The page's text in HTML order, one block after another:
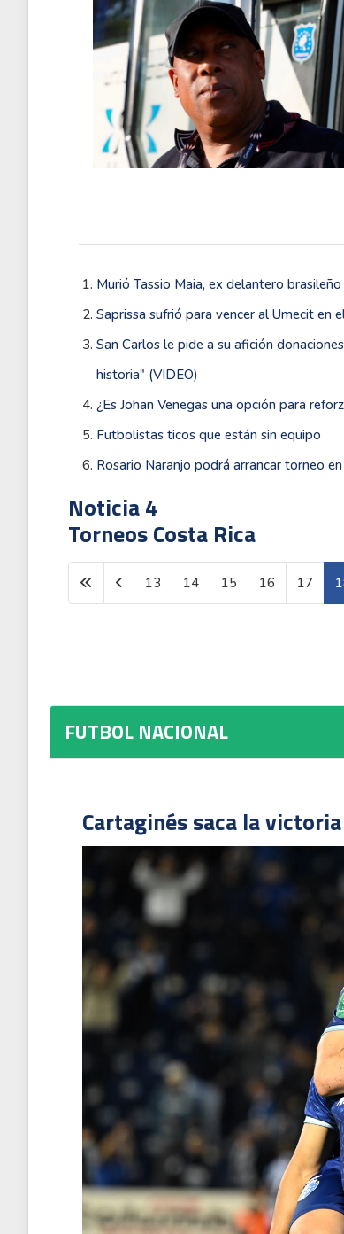
Murió Tassio Maia, ex delantero
Saprissa sufrió para vencer al Umecit en
San Carlos le pide a su afición
historia" (VIDEO)
¿Es Johan Venegas una opción para
Futbolistas ticos que están sin equipo
Rosario Naranjo podrá arrancar torneo
Noticia 4
Torneos Costa Rica
13 14 15 16 17
FUTBOL NACIONAL
Cartaginés saca la